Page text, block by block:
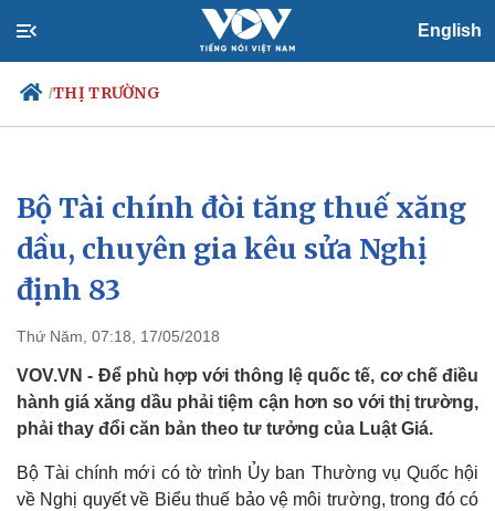
English
/THỊ TRƯỜNG
Chính trị
Đảng
Tổ chức nhân sự
Quốc hội
Nhận diện sự thật
Xã hội
Tin 24h
Dự báo thời tiết
Bộ Tài chính đòi tăng thuế xăng
dầu, chuyên gia kêu sửa Nghị
định 83
Thứ Năm, 07:18, 17/05/2018
VOV.VN - Để phù hợp với thông lệ quốc tế, cơ chế điều
hành giá xăng dầu phải tiệm cận hơn so với thị trường,
phải thay đổi căn bản theo tư tưởng của Luật Giá.
Bộ Tài chính mới có tờ trình Ủy ban Thường vụ Quốc hội
về Nghị quyết về Biểu thuế bảo vệ môi trường, trong đó có